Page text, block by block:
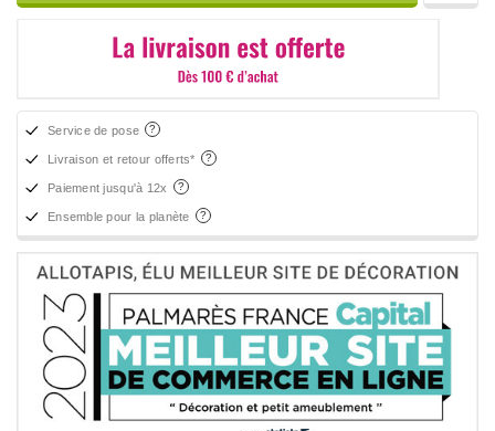
Service de pose
Livraison et retour offerts*
Paiement jusqu'à 12x
Ensemble pour la planète